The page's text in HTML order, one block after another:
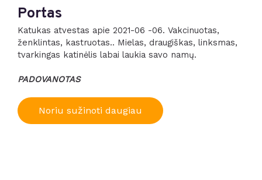
Portas
Katukas atvestas apie 2021-06 -06. Vakcinuotas,
ženklintas, kastruotas.. Mielas, draugiškas, linksmas,
tvarkingas katinėlis labai laukia savo namų.
PADOVANOTAS
Noriu sužinoti daugiau